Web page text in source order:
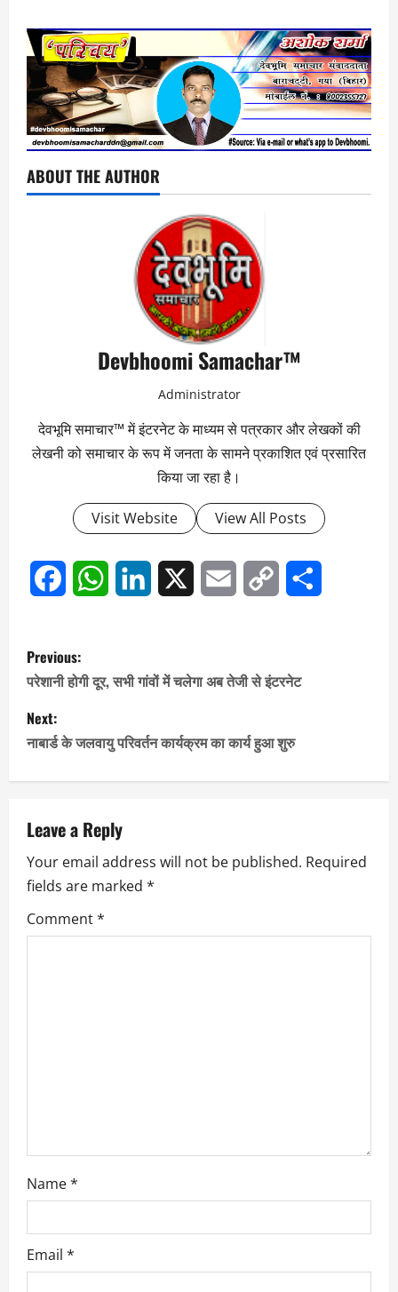
ABOUT THE AUTHOR
Devbhoomi Samachar™
Administrator
देवभूमि समाचार™ में इंटरनेट के माध्यम से पत्रकार और लेखकों की
लेखनी को समाचार के रूप में जनता के सामने प्रकाशित एवं प्रसारित
किया जा रहा है।
Visit Website View All Posts
FacebookWhatsAppLinkedIn Email
Copy
P
o
s
t
a
v
i
g
Previous:
परेशानी होगी दूर, सभी गांवों में चलेगा अब तेजी से इंटरनेट
Next:
नाबार्ड के जलवायु परिवर्तन कार्यक्रम का कार्य हुआ शुरु
Leave a Reply
Your email address will not be published. Required
fields are marked *
Comment*
Name*
Email *